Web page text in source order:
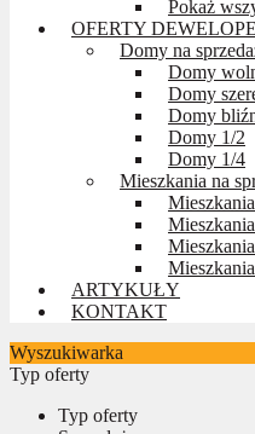
Pokaż
OFERTY
Domy na
Domy
Domy
Domy
Domy 1/2
Domy 1/4
Mieszkania na
ARTYKUŁY
KONTAKT
Wyszukiwarka
Typ oferty
Typ oferty